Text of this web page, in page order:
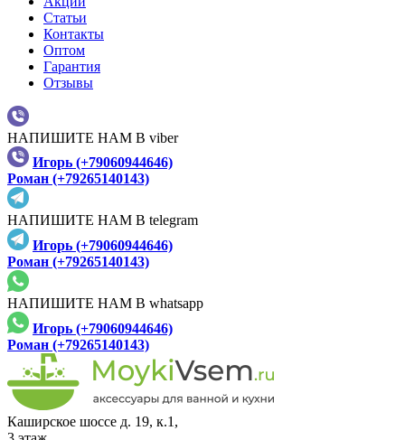
Статьи
Контакты
Оптом
Гарантия
Отзывы
НАПИШИТЕ НАМ В viber
Игорь (+79060944646)
Роман (+79265140143)
НАПИШИТЕ НАМ В telegram
Игорь (+79060944646)
Роман (+79265140143)
НАПИШИТЕ НАМ В whatsapp
Игорь (+79060944646)
Роман (+79265140143)
Каширское шоссе д. 19, к.1,